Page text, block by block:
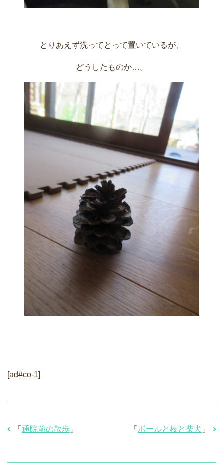
とりあえず洗ってとって置いているが、
どうしたものか…。
[ad#co-1]
「 ボールと枝と柴犬 」
「 通院前の散歩 」